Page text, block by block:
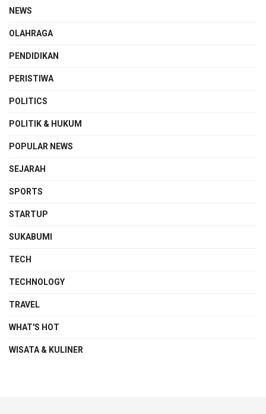
NEWS
OLAHRAGA
PENDIDIKAN
PERISTIWA
POLITICS
POLITIK & HUKUM
POPULAR NEWS
SEJARAH
SPORTS
STARTUP
SUKABUMI
TECH
TECHNOLOGY
TRAVEL
WHAT'S HOT
WISATA & KULINER